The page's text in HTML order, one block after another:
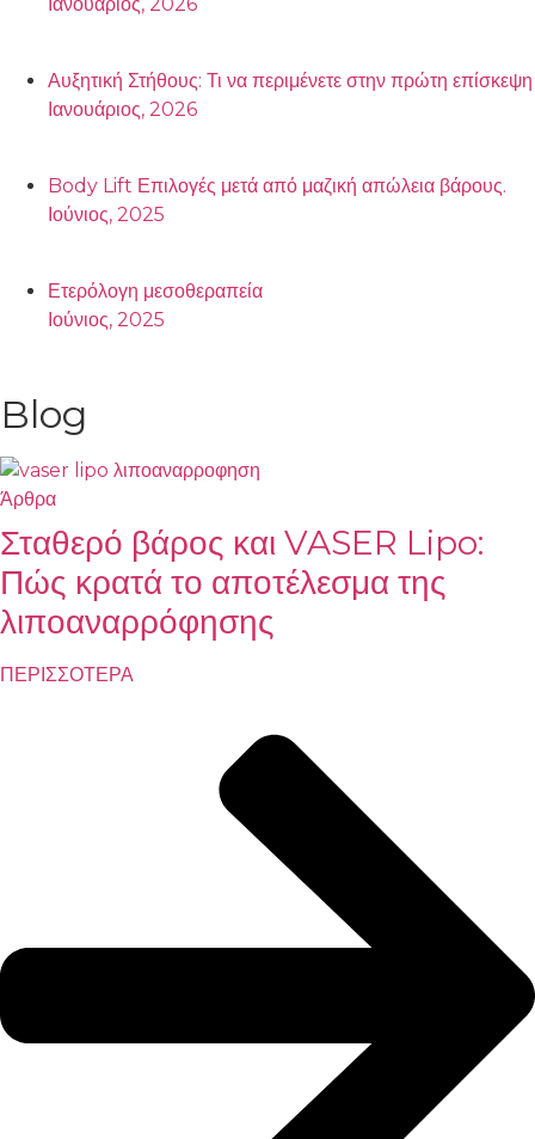
Αυξητική Στήθους: Τι να περιμένετε στην πρώτη επίσκεψη
Ιανουάριος, 2026
Body Lift Επιλογές μετά από μαζική απώλεια βάρους.
Ιούνιος, 2025
Ετερόλογη μεσοθεραπεία
Ιούνιος, 2025
Blog
Άρθρα
Σταθερό βάρος και VASER Lipo:
Πώς κρατά το αποτέλεσμα της
λιποαναρρόφησης
ΠΕΡΙΣΣΟΤΕΡΑ